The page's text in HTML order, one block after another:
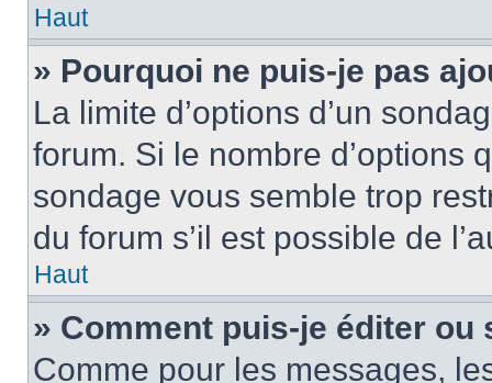
Haut
» Pourquoi ne puis-je pas
La limite d’options d’un
forum. Si le nombre d’options
sondage vous semble trop
du forum s’il est possible de
Haut
» Comment puis-je éditer ou
Comme pour les messages,